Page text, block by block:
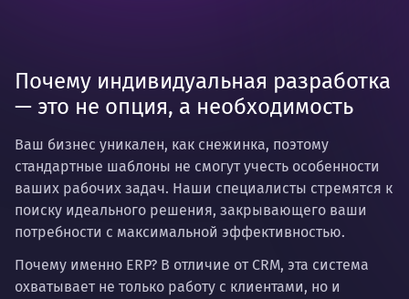
Почему индивидуальная разработка
— это не опция, а необходимость
Ваш бизнес уникален, как снежинка, поэтому
стандартные шаблоны не смогут учесть особенности
ваших рабочих задач. Наши специалисты стремятся к
поиску идеального решения, закрывающего ваши
потребности с максимальной эффективностью.
Почему именно ERP? В отличие от CRM, эта система
охватывает не только работу с клиентами, но и